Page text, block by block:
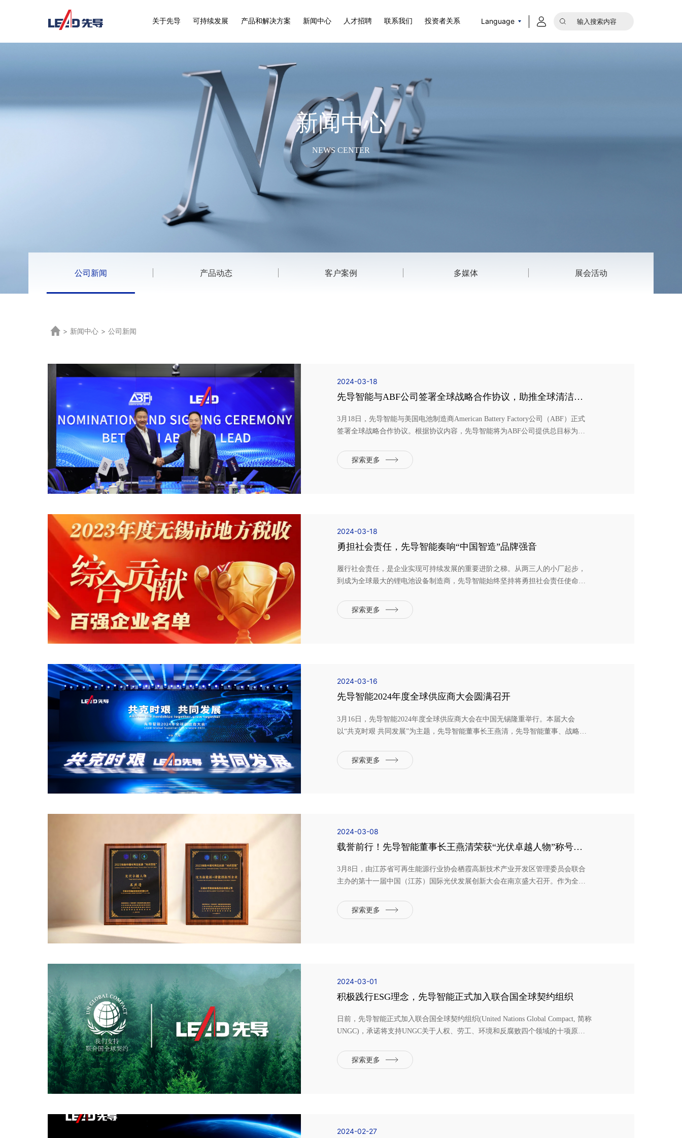
关于先导 可持续发展 产品和解决方案 新闻中心 人才招聘 联系我们 投资者关系 Language
新闻中心
NEWS CENTER
公司新闻 产品动态 客户案例 多媒体 展会活动
> 新闻中心 > 公司新闻
2024-03-18
先导智能与ABF公司签署全球战略合作协议，助推全球清洁能
3月18日，先导智能与美国电池制造商American Battery Factory公司（ABF）正式
签署全球战略合作协议。根据协议内容，先导智能将为ABF公司提供总目标为
锂电池设备订单。先导智能董事长王燕清，ABF公司CEO Jimmy Ge出席签约仪
式。ABF公司是一家专...
探索更多
2024-03-18
勇担社会责任，先导智能奏响“中国智造”品牌强音
履行社会责任，是企业实现可持续发展的重要进阶之梯。从两三人的小厂起步，
到成为全球最大的锂电池设备制造商，先导智能始终坚持将勇担社会责任使命与
质量发展。01培育新质生产力激活产业经济蓬勃生机成立二十余年来，先导智能
坚持自主创新，致力于...
探索更多
2024-03-16
先导智能2024年度全球供应商大会圆满召开
3月16日，先导智能2024年度全球供应商大会在中国无锡隆重举行。本届大会
以“共克时艰 共同发展”为主题，先导智能董事长王燕清，先导智能董事、战略运
展新趋势，共谋全球供应链合作新蓝图。大会现场，先导智能董事长王燕清发表
致辞，从“创新提升...
探索更多
2024-03-08
载誉前行！先导智能董事长王燕清荣获“光伏卓越人物”称号，先
3月8日，由江苏省可再生能源行业协会栖霞高新技术产业开发区管理委员会联合
主办的第十一届中国（江苏）国际光伏发展创新大会在南京盛大召开。作为全球
光伏产业链前景与未来。大会当天，2023领跑中国可再生能源“光伏百强”颁奖典礼
同期举行。凭借卓越...
探索更多
2024-03-01
积极践行ESG理念，先导智能正式加入联合国全球契约组织
日前，先导智能正式加入联合国全球契约组织(United Nations Global Compact, 简称
UNGC)，承诺将支持UNGC关于人权、劳工、环境和反腐败四个领域的十项原
核，既彰显了先导智能在坚持可持续发展方面的一贯决心，同时也是公司以实际
行动践行环境、社会...
探索更多
2024-02-27